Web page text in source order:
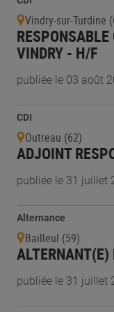
Vindry-sur-Turdine
VINDRY - H/F
publiée le 03 août
CDI
Outreau (62)
ADJOINT
publiée le 31 juillet
Alternance
Bailleul (59)
publiée le 31 juillet